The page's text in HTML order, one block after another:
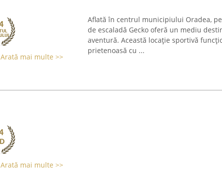
Arată mai multe >>
Aflată în centrul municipiului Oradea,
de escaladă Gecko oferă un mediu
aventură. Această locație sportivă
prietenoasă cu ...
Arată mai multe >>